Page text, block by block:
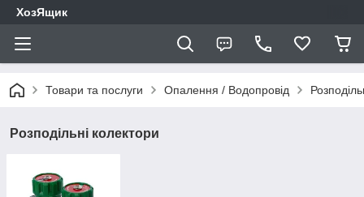
ХозЯщик
Товари та послуги Опалення / Водопровід
Розподільні колектори